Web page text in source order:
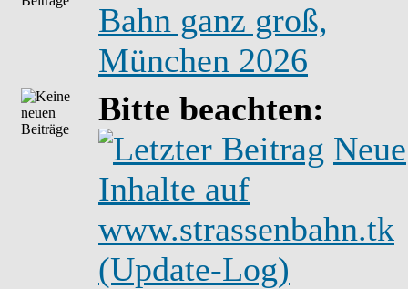
Bahn ganz groß,
München 2026
Bitte beachten:
Neue
Inhalte auf
www.strassenbahn.tk
(Update-Log)